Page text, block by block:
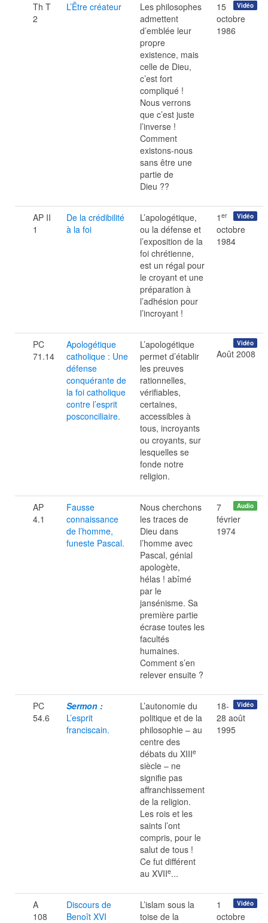
Th T
2
L’Être créateur
Les philosophes
admettent
d’emblée leur
propre
existence, mais
celle de Dieu,
c’est fort
compliqué !
Nous verrons
que c’est juste
l’inverse !
Comment
existons-nous
sans être une
partie de
Dieu ??
Vidéo
15
octobre
1986
AP II
1
De la crédibilité
à la foi
L’apologétique,
ou la défense et
l’exposition de la
foi chrétienne,
est un régal pour
le croyant et une
préparation à
l’adhésion pour
l’incroyant !
Vidéo
1 er
octobre
1984
PC
71.14
Apologétique
catholique : Une
défense
conquérante de
la foi catholique
contre l’esprit
posconciliaire.
L’apologétique
permet d’établir
les preuves
rationnelles,
vérifiables,
certaines,
accessibles à
tous, incroyants
ou croyants, sur
lesquelles se
fonde notre
religion.
Vidéo
Août 2008
AP
4.1
Fausse
connaissance
de l’homme,
funeste Pascal.
Nous cherchons
les traces de
Dieu dans
l’homme avec
Pascal, génial
apologète,
hélas ! abîmé
par le
jansénisme. Sa
première partie
écrase toutes les
facultés
humaines.
Comment s’en
relever ensuite ?
Audio
7
février
1974
PC
54.6
Sermon :
L’esprit
franciscain.
L’autonomie du
politique et de la
philosophie – au
centre des
débats du XIIIe
siècle – ne
signifie pas
affranchissement
de la religion.
Les rois et les
saints l’ont
compris, pour le
salut de tous !
Ce fut différent
au XVIIe...
Vidéo
18-
28 août
1995
A
108
Discours de
Benoît XVI
L’islam sous la
toise de la
Vidéo
1
octobre